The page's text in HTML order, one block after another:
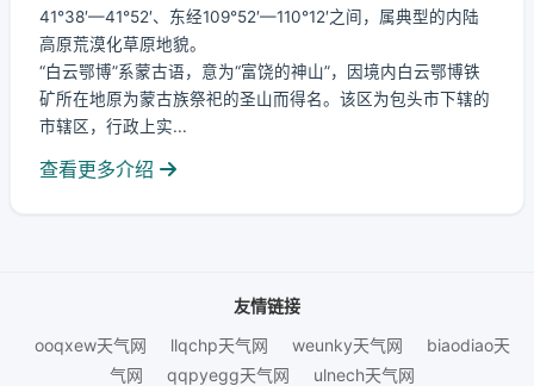
41°38′—41°52′、东经109°52′—110°12′之间，属典型的内陆
高原荒漠化草原地貌。
“白云鄂博”系蒙古语，意为“富饶的神山”，因境内白云鄂博铁
矿所在地原为蒙古族祭祀的圣山而得名。该区为包头市下辖的
市辖区，行政上实...
查看更多介绍
友情链接
ooqxew天气网
llqchp天气网 weunky天气网
biaodiao天
气网
qqpyegg天气网 ulnech天气网